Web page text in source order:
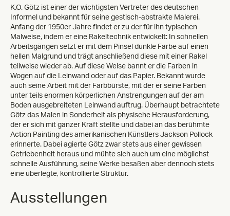
K.O. Götz ist einer der wichtigsten Vertreter des deutschen
Informel und bekannt für seine gestisch-abstrakte Malerei.
Anfang der 1950er Jahre findet er zu der für ihn typischen
Malweise, indem er eine Rakeltechnik entwickelt: In schnellen
Arbeitsgängen setzt er mit dem Pinsel dunkle Farbe auf einen
hellen Malgrund und trägt anschließend diese mit einer Rakel
teilweise wieder ab. Auf diese Weise bannt er die Farben in
Wogen auf die Leinwand oder auf das Papier. Bekannt wurde
auch seine Arbeit mit der Farbbürste, mit der er seine Farben
unter teils enormen körperlichen Anstrengungen auf der am
Boden ausgebreiteten Leinwand auftrug. Überhaupt betrachtete
Götz das Malen in Sonderheit als physische Herausforderung,
der er sich mit ganzer Kraft stellte und dabei an das berühmte
Action Painting des amerikanischen Künstlers Jackson Pollock
erinnerte. Dabei agierte Götz zwar stets aus einer gewissen
Getriebenheit heraus und mühte sich auch um eine möglichst
schnelle Ausführung, seine Werke besaßen aber dennoch stets
eine überlegte, kontrollierte Struktur.
Ausstellungen